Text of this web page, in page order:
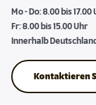
Mo - Do: 8.00 bis 17.00
Fr: 8.00 bis 15.00 Uhr
Innerhalb
Kontaktieren